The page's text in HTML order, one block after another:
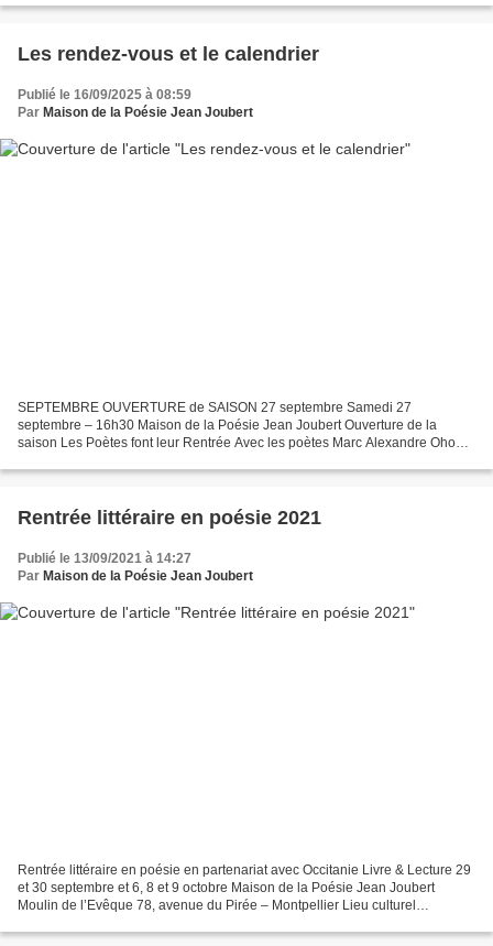
Les rendez-vous et le calendrier
Publié le 16/09/2025 à 08:59
Par Maison de la Poésie Jean Joubert
SEPTEMBRE OUVERTURE de SAISON 27 septembre Samedi 27
septembre – 16h30 Maison de la Poésie Jean Joubert Ouverture de la
saison Les Poètes font leur Rentrée Avec les poètes Marc Alexandre Oho
Rentrée littéraire en poésie 2021
Publié le 13/09/2021 à 14:27
Par Maison de la Poésie Jean Joubert
Rentrée littéraire en poésie en partenariat avec Occitanie Livre & Lecture 29
et 30 septembre et 6, 8 et 9 octobre Maison de la Poésie Jean Joubert
Moulin de l’Evêque 78, avenue du Pirée – Montpellier Lieu culturel